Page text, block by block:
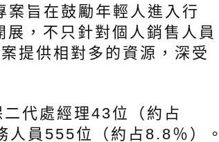
旨在鼓勵年輕人進入行
，不只針對個人銷售人員
提供相對多的資源，深受
代處經理43位（約占
員555位（約占8.8％）。